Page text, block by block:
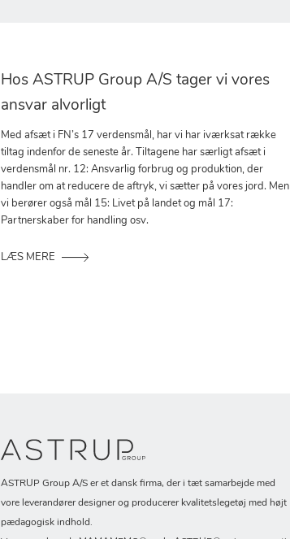
Hos ASTRUP Group A/S tager vi vores
ansvar alvorligt
Med afsæt i FN’s 17 verdensmål, har vi har iværksat række
tiltag indenfor de seneste år. Tiltagene har særligt afsæt i
verdensmål nr. 12: Ansvarlig forbrug og produktion, der
handler om at reducere de aftryk, vi sætter på vores jord. Men
vi berører også mål 15: Livet på landet og mål 17:
Partnerskaber for handling osv.
LÆS MERE
ASTRUP Group A/S er et dansk firma, der i tæt samarbejde med
vore leverandører designer og producerer kvalitetslegetøj med højt
pædagogisk indhold.